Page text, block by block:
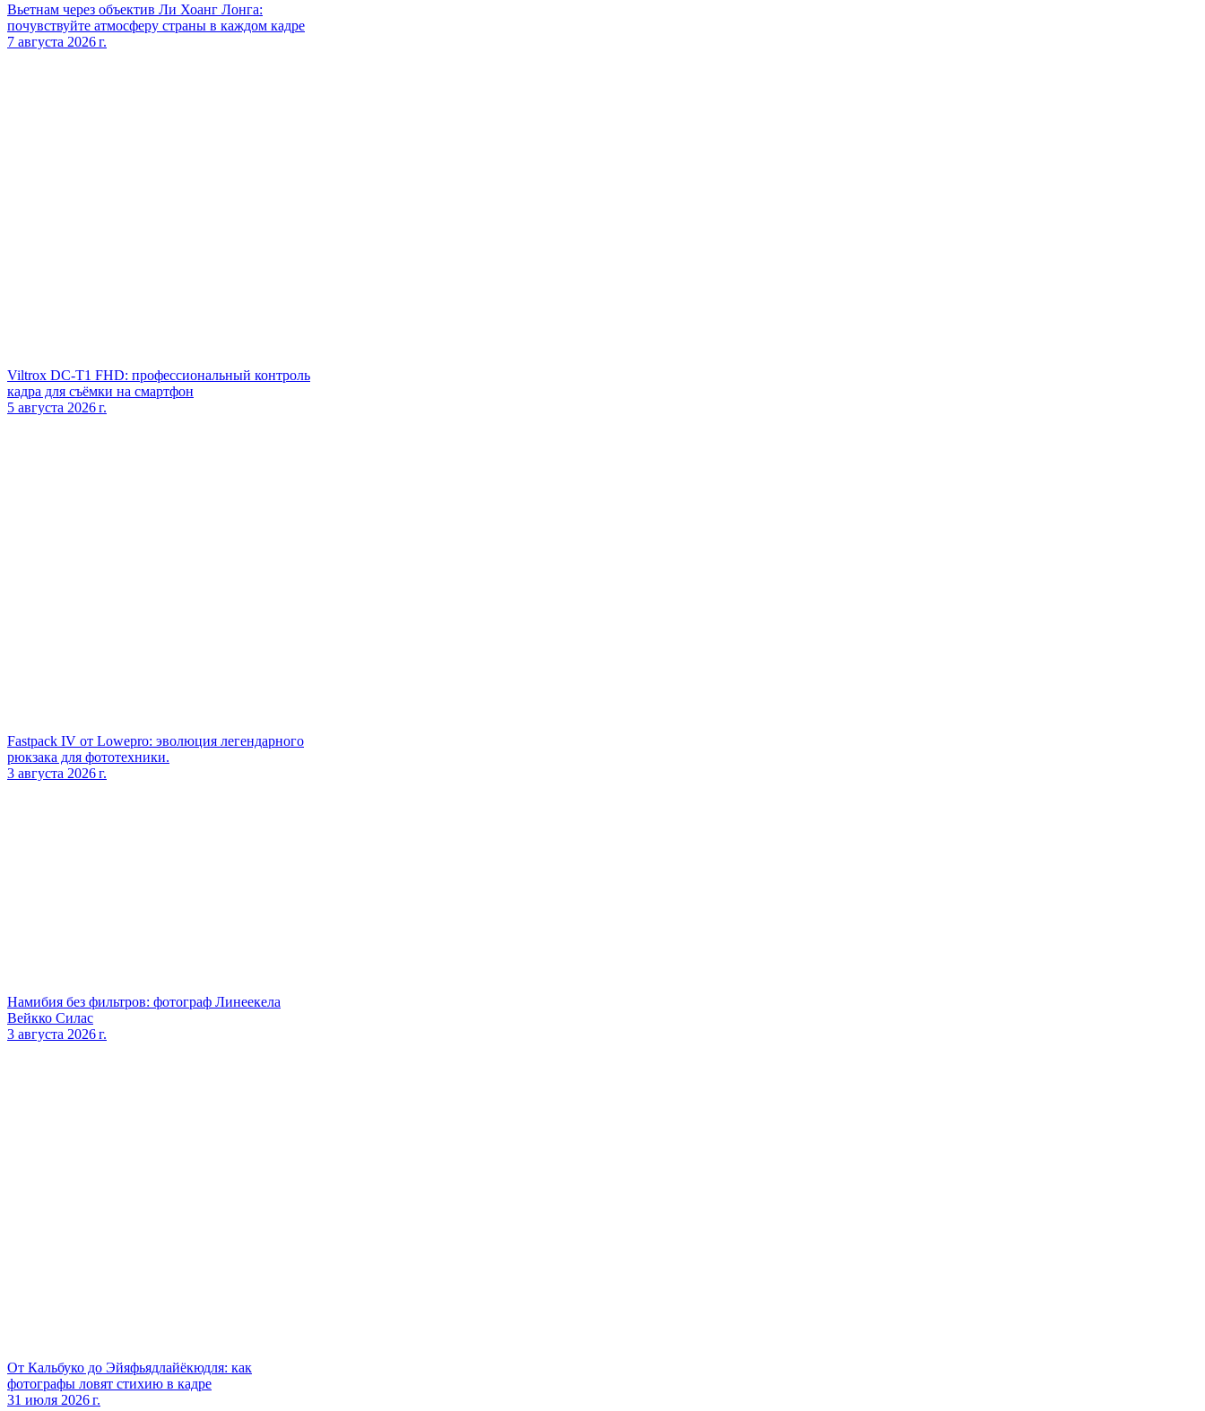
Вьетнам через объектив Ли Хоанг Лонга:
почувствуйте атмосферу страны в каждом кадре
7 августа 2026 г.
Viltrox DC‑T1 FHD: профессиональный контроль
кадра для съёмки на смартфон
5 августа 2026 г.
Fastpack IV от Lowepro: эволюция легендарного
рюкзака для фототехники.
3 августа 2026 г.
Намибия без фильтров: фотограф Линеекела
Вейкко Силас
3 августа 2026 г.
От Кальбуко до Эйяфьядлайёкюдля: как
фотографы ловят стихию в кадре
31 июля 2026 г.